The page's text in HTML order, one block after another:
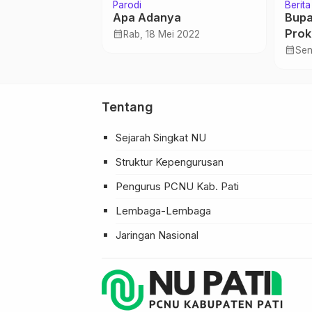
Berita
Lazisnu – Zawa Ipmafa
Kembali Bekerjasama
Berita
calendar_month
Tentang
Sejarah Singkat NU
Struktur Kepengurusan
Pengurus PCNU Kab. Pati
Lembaga-Lembaga
Jaringan Nasional